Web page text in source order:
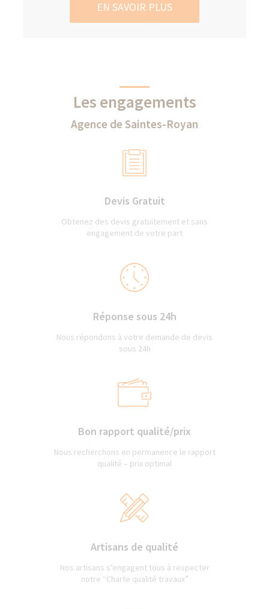
EN SAVOIR PLUS
Les engagements
Agence de Saintes-Royan
Devis Gratuit
Obtenez des devis gratuitement et sans
engagement de votre part
Réponse sous 24h
Nous répondons à votre demande de devis
sous 24h
Bon rapport qualité/prix
Nous recherchons en permanence le rapport
qualité – prix optimal
Artisans de qualité
Nos artisans s’engagent tous à respecter
notre “Charte qualité travaux”